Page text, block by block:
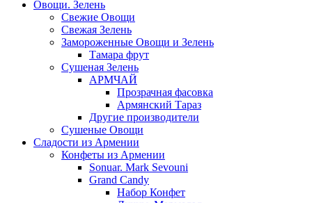
Овощи. Зелень
Свежие Овощи
Свежая Зелень
Замороженные Овощи и Зелень
Тамара фрут
Сушеная Зелень
АРМЧАЙ
Прозрачная фасовка
Армянский Тараз
Другие производители
Сушеные Овощи
Сладости из Армении
Конфеты из Армении
Sonuar. Mark Sevouni
Grand Candy
Набор Конфет